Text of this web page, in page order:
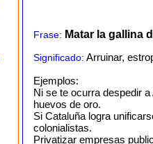
Frase: Matar la gallina
Significado: Arruinar,
Ejemplos:
Ni se te ocurra despedir
huevos de oro.
Si Cataluña logra
colonialistas.
Privatizar empresas